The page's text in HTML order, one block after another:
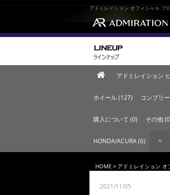
アドミレイション オフィシャル ブ
アドミレイション
ホイール (127) コンプリ
購入について (0) その他
HONDA/ACURA (6)
HOME > アドミレイション オ
2021/11/05